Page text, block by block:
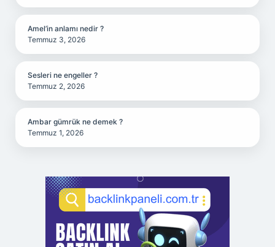
Amel’in anlamı nedir ?
Temmuz 3, 2026
Sesleri ne engeller ?
Temmuz 2, 2026
Ambar gümrük ne demek ?
Temmuz 1, 2026